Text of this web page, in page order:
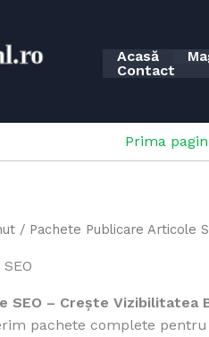
Acasă
Contact
Prima
/ Pachete Publicare Articole
SEO – Crește Vizibilitatea
pachete complete pentru